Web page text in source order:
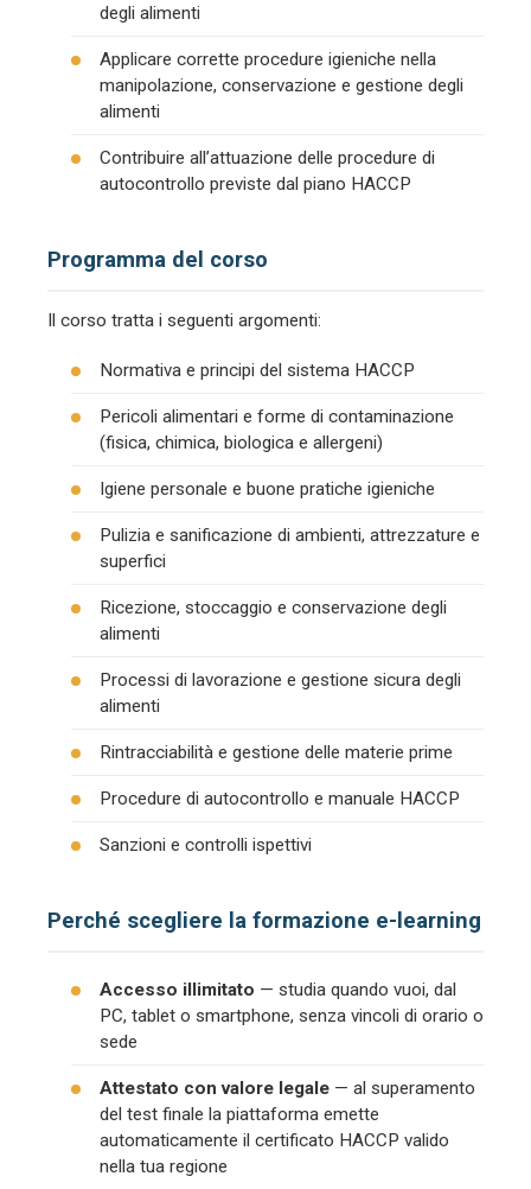
degli alimenti
Applicare corrette procedure igieniche nella
manipolazione, conservazione e gestione degli
alimenti
Contribuire all’attuazione delle procedure di
autocontrollo previste dal piano HACCP
Programma del corso
Il corso tratta i seguenti argomenti:
Normativa e principi del sistema HACCP
Pericoli alimentari e forme di contaminazione
(fisica, chimica, biologica e allergeni)
Igiene personale e buone pratiche igieniche
Pulizia e sanificazione di ambienti, attrezzature e
superfici
Ricezione, stoccaggio e conservazione degli
alimenti
Processi di lavorazione e gestione sicura degli
alimenti
Rintracciabilità e gestione delle materie prime
Procedure di autocontrollo e manuale HACCP
Sanzioni e controlli ispettivi
Perché scegliere la formazione e-learning
Accesso illimitato — studia quando vuoi, dal
PC, tablet o smartphone, senza vincoli di orario o
sede
Attestato con valore legale — al superamento
del test finale la piattaforma emette
automaticamente il certificato HACCP valido
nella tua regione